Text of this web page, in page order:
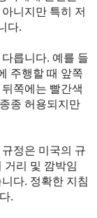
니지만 특히 저
다.
릅니다. 예를 들
주행할 때 앞쪽
쪽에는 빨간색
종 허용되지만
정은 미국의 규
거리 및 깜박임
다. 정확한 지침
.